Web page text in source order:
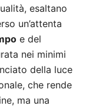
esaltano
un’attenta
e del
nei minimi
della luce
che rende
ma una